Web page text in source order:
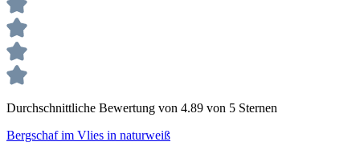
Durchschnittliche Bewertung von 4.89 von 5 Sternen
Bergschaf im Vlies in naturweiß